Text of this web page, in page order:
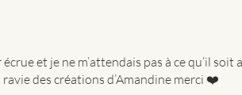
et je ne m’attendais pas à ce qu’il
des créations d’Amandine merci ❤️